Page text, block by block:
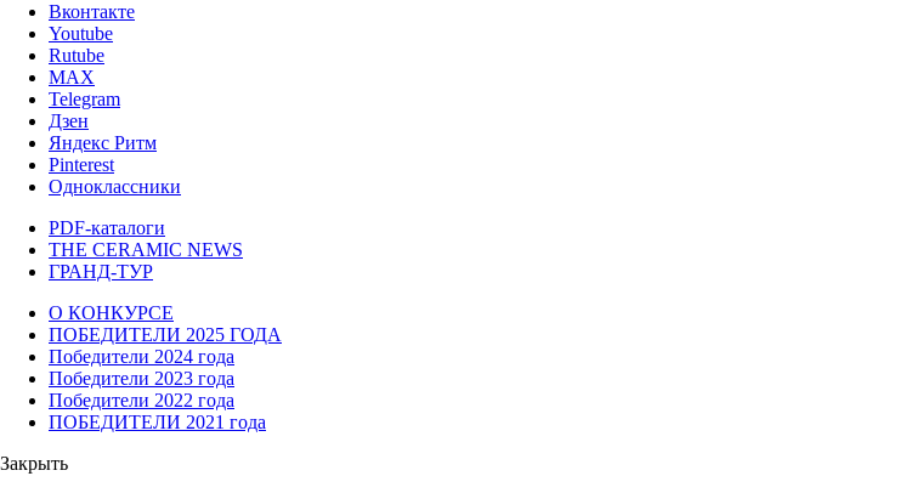
Вконтакте
Youtube
Rutube
MAX
Telegram
Дзен
Яндекс Ритм
Pinterest
Одноклассники
PDF-каталоги
THE CERAMIC NEWS
ГРАНД-ТУР
О КОНКУРСЕ
ПОБЕДИТЕЛИ 2025 ГОДА
Победители 2024 года
Победители 2023 года
Победители 2022 года
ПОБЕДИТЕЛИ 2021 года
Закрыть